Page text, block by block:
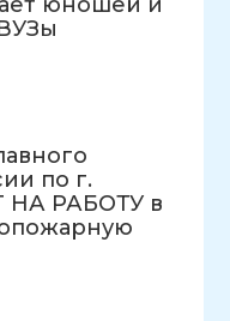
по г.
РАБОТУ в